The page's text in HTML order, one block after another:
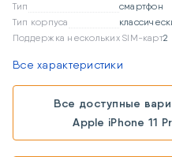
Тип
смартфон
Тип корпуса
Поддержка нескольких SIM-карт2
Все характеристики
Все доступные
Apple iPhone 11